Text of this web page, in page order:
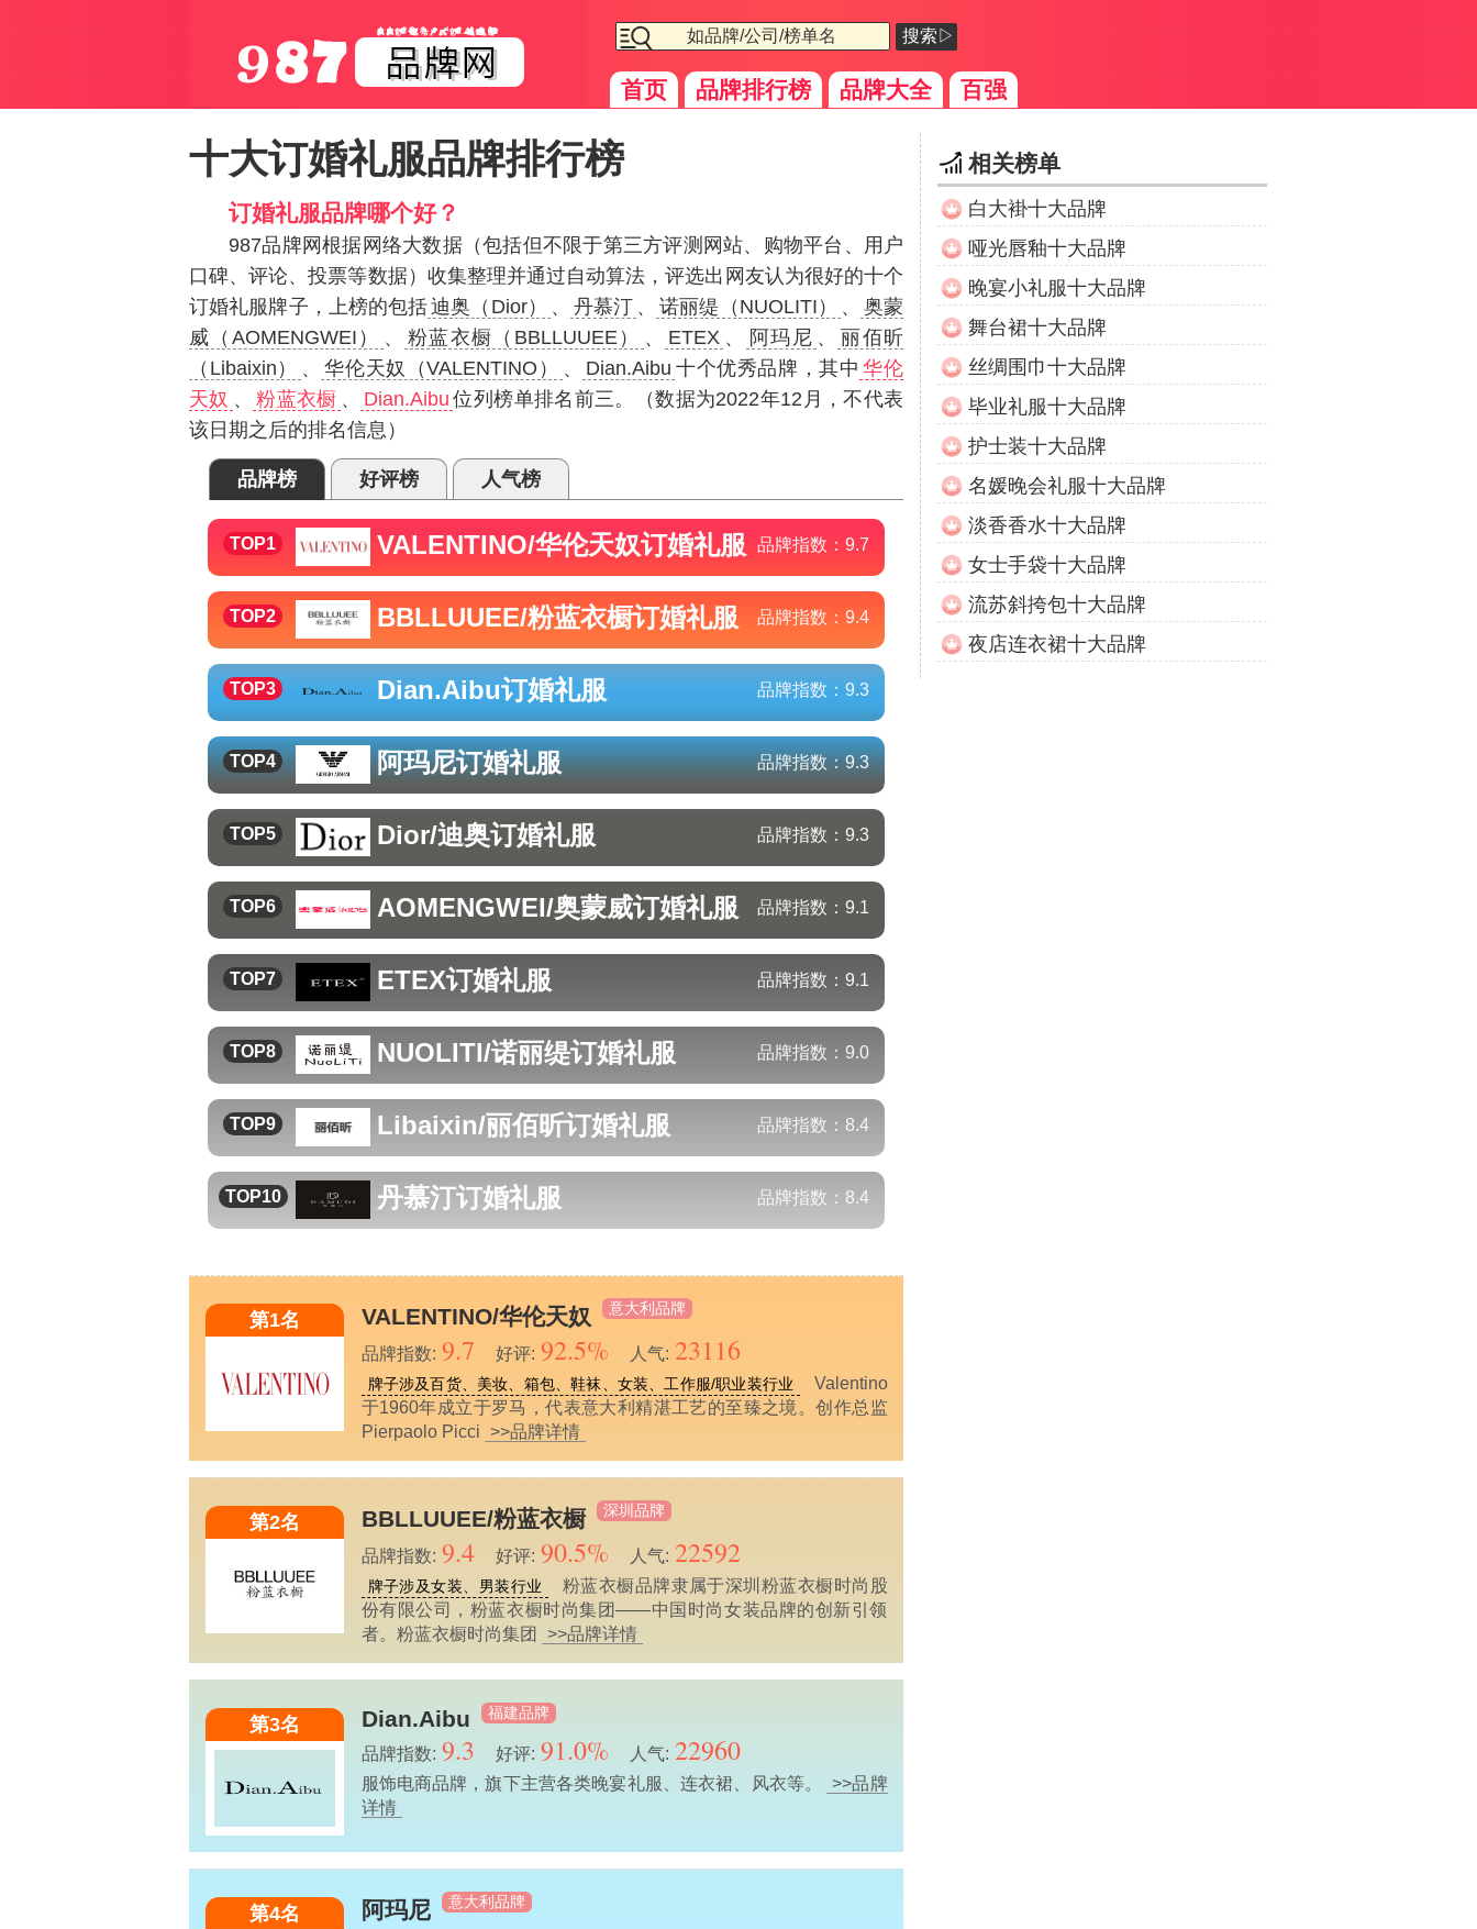
搜索▷
首页 品牌排行榜 品牌大全 百强
十大订婚礼服品牌排行榜
订婚礼服品牌哪个好？
987品牌网根据网络大数据（包括但不限于第三方评测网站、购物平台、用户
口碑、评论、投票等数据）收集整理并通过自动算法，评选出网友认为很好的十个
订婚礼服牌子，上榜的包括迪奥（Dior） 、 丹慕汀 、 诺丽缇（NUOLITI） 、
奥蒙
威（AOMENGWEI）
、 粉蓝衣橱（BBLLUUEE） 、 ETEX 、 阿玛尼 、
丽佰昕
（Libaixin）
、 华伦天奴（VALENTINO） 、 Dian.Aibu 十个优秀品牌，其中 华伦
天奴 、 粉蓝衣橱 、 Dian.Aibu 位列榜单排名前三。（数据为2022年12月，不代表
该日期之后的排名信息）
品牌榜 好评榜 人气榜
TOP1 VALENTINO/华伦天奴订婚礼服 品牌指数： 9.7
TOP2 BBLLUUEE/粉蓝衣橱订婚礼服 品牌指数： 9.4
TOP3 Dian.Aibu订婚礼服 品牌指数： 9.3
TOP4 阿玛尼订婚礼服 品牌指数：9.3
TOP5 Dior/迪奥订婚礼服 品牌指数： 9.3
TOP6 AOMENGWEI/奥蒙威订婚礼服 品牌指数： 9.1
TOP7 ETEX订婚礼服 品牌指数： 9.1
TOP8 NUOLITI/诺丽缇订婚礼服 品牌指数： 9.0
TOP9 Libaixin/丽佰昕订婚礼服 品牌指数： 8.4
TOP10 丹慕汀订婚礼服 品牌指数： 8.4
第1名 VALENTINO/华伦天奴 意大利品牌
品牌指数: 9.7 好评: 92.5% 人气: 23116
牌子涉及百货、美妆、箱包、鞋袜、女装、工作服/职业装行业
Valentino
于1960年成立于罗马，代表意大利精湛工艺的至臻之境。创作总监
Pierpaolo Picci >>品牌详情
第2名 BBLLUUEE/粉蓝衣橱 深圳品牌
品牌指数: 9.4 好评: 90.5% 人气: 22592
牌子涉及女装、男装行业
粉蓝衣橱品牌隶属于深圳粉蓝衣橱时尚股
份有限公司，粉蓝衣橱时尚集团——中国时尚女装品牌的创新引领
者。粉蓝衣橱时尚集团
>>品牌详情
第3名 Dian.Aibu 福建品牌
品牌指数: 9.3 好评: 91.0% 人气: 22960
服饰电商品牌，旗下主营各类晚宴礼服、连衣裙、风衣等。
>>品牌
详情
第4名 阿玛尼 意大利品牌
相关榜单
白大褂十大品牌
哑光唇釉十大品牌
晚宴小礼服十大品牌
舞台裙十大品牌
丝绸围巾十大品牌
毕业礼服十大品牌
护士装十大品牌
名媛晚会礼服十大品牌
淡香香水十大品牌
女士手袋十大品牌
流苏斜挎包十大品牌
夜店连衣裙十大品牌